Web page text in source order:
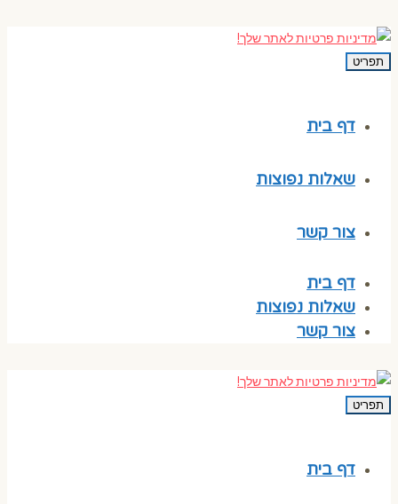
תפריט
דף בית
שאלות נפוצות
צור קשר
דף בית
שאלות נפוצות
צור קשר
תפריט
דף בית